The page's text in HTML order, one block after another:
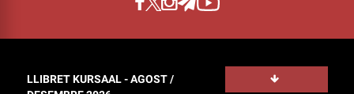
LLIBRET KURSAAL - AGOST /